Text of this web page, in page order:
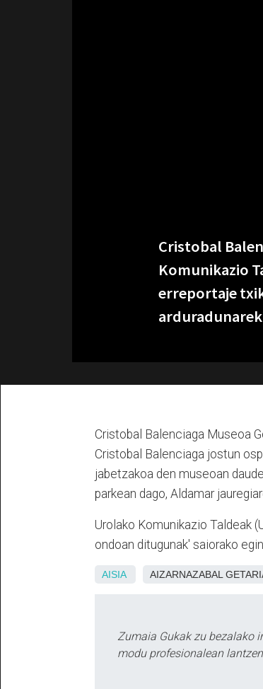
Cristobal
Komunikazio
erreportaje
Cristobal Balenciaga Museoa
Cristobal Balenciaga jostun
jabetzakoa den museoan
parkean dago, Aldamar
Urolako Komunikazio Taldeak
ondoan ditugunak' saiorako
AISIA AIZARNAZABAL
Zumaia Gukak zu bezalako
modu profesionalean